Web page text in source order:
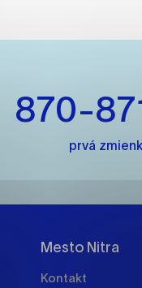
870-
prvá
Mesto Nitra
Kontakt
cookie nemôže
osobou.